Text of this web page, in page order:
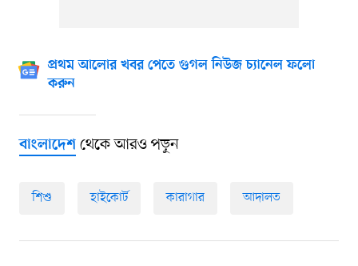
প্রথম আলোর খবর পেতে গুগল নিউজ চ্যানেল ফলো
করুন
বাংলাদেশথেকে আরও পড়ুন
শিশু হাইকোর্ট কারাগার আদালত